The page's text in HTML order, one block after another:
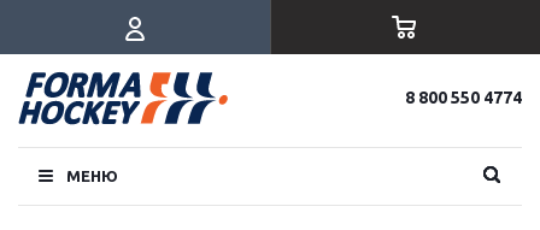
8 800 550 4774
МЕНЮ